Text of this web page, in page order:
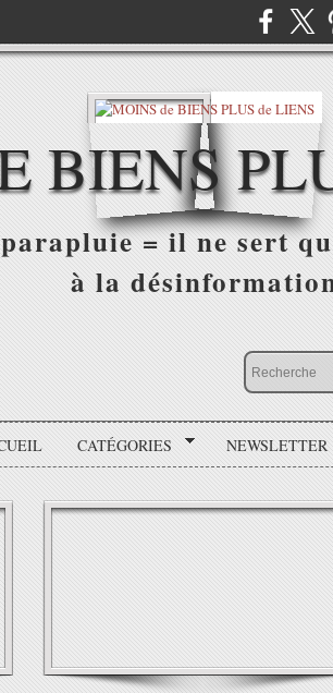
BIENS
= il ne sert
à la
CATÉGORIES NEWSLETTER